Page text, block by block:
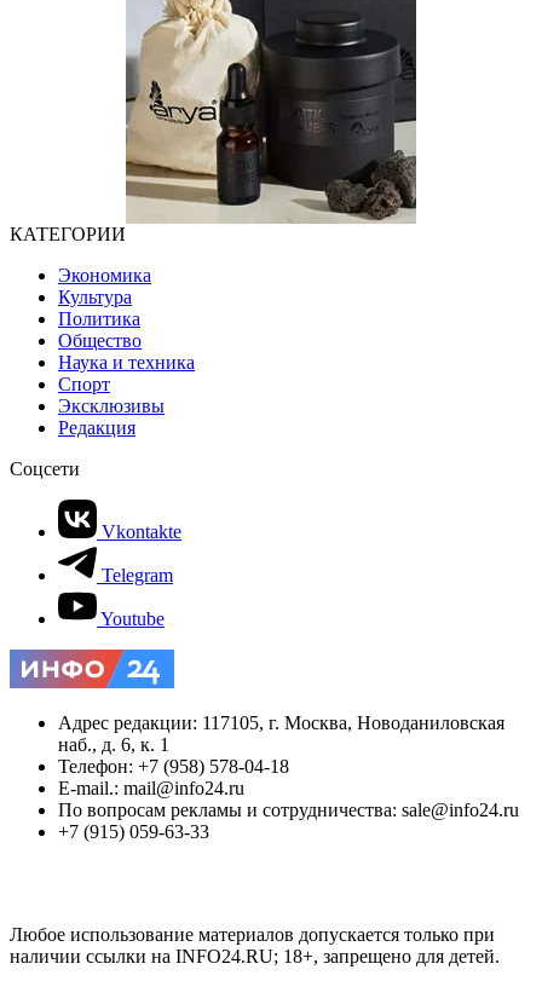
КАТЕГОРИИ
Экономика
Культура
Политика
Общество
Наука и техника
Спорт
Эксклюзивы
Редакция
Соцсети
Vkontakte
Telegram
Youtube
Адрес редакции: 117105, г. Москва, Новоданиловская
наб., д. 6, к. 1
Телефон: +7 (958) 578-04-18
E-mail.: mail@info24.ru
По вопросам рекламы и сотрудничества: sale@info24.ru
+7 (915) 059-63-33
Любое использование материалов допускается только при
наличии ссылки на INFO24.RU; 18+, запрещено для детей.